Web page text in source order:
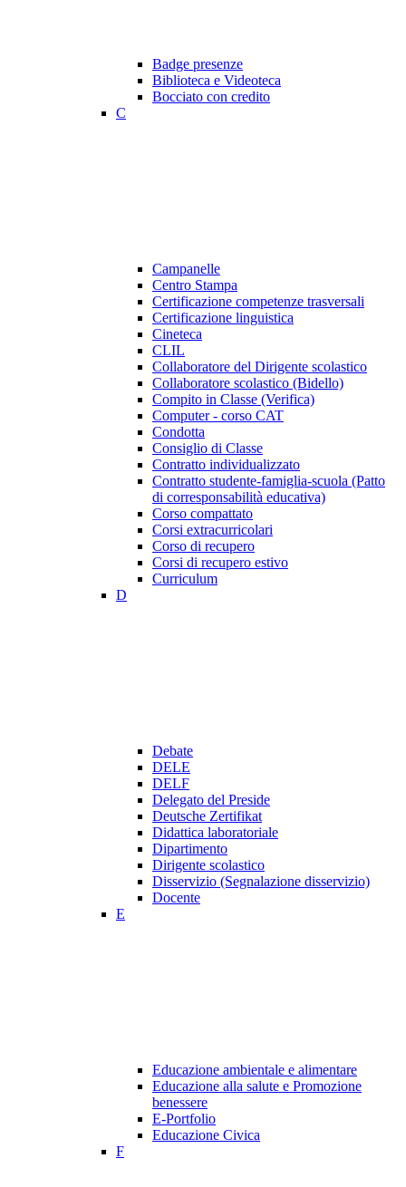
Badge presenze
Biblioteca e Videoteca
Bocciato con credito
C
Campanelle
Centro Stampa
Certificazione competenze trasversali
Certificazione linguistica
Cineteca
CLIL
Collaboratore del Dirigente scolastico
Collaboratore scolastico (Bidello)
Compito in Classe (Verifica)
Computer - corso CAT
Condotta
Consiglio di Classe
Contratto individualizzato
Contratto studente-famiglia-scuola (Patto
di corresponsabilità educativa)
Corso compattato
Corsi extracurricolari
Corso di recupero
Corsi di recupero estivo
Curriculum
D
Debate
DELE
DELF
Delegato del Preside
Deutsche Zertifikat
Didattica laboratoriale
Dipartimento
Dirigente scolastico
Disservizio (Segnalazione disservizio)
Docente
E
Educazione ambientale e alimentare
Educazione alla salute e Promozione
benessere
E-Portfolio
Educazione Civica
F